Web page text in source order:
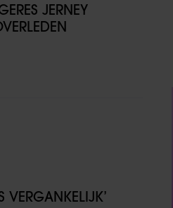
JERNEY
VERGANKELIJK’